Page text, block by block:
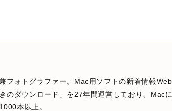
フォトグラファー。Mac用ソフトの新着情報
のダウンロード」を27年間運営しており、Mac
本以上。